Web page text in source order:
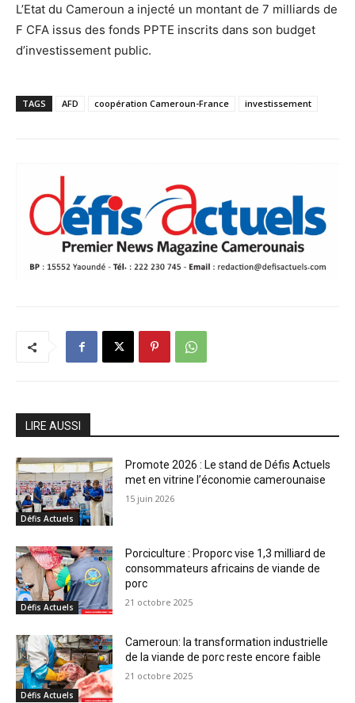
L’Etat du Cameroun a injecté un montant de 7 milliards de
F CFA issus des fonds PPTE inscrits dans son budget
d’investissement public.
TAGS AFD coopération Cameroun-France investissement
LIRE AUSSI
Défis Actuels
Promote 2026 : Le stand de Défis Actuels
met en vitrine l’économie camerounaise
15 juin 2026
Défis Actuels
Porciculture : Proporc vise 1,3 milliard de
consommateurs africains de viande de
porc
21 octobre 2025
Défis Actuels
Cameroun: la transformation industrielle
de la viande de porc reste encore faible
21 octobre 2025